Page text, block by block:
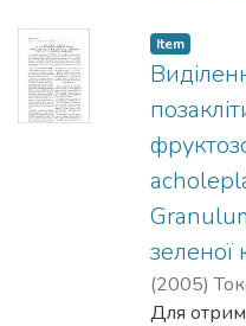
2002 рр.
років.
Item
зеленої
(2005)
Для